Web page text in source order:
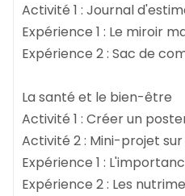
Activité 1 : Journal
Expérience 1 : Le miroir
Expérience 2 : Sac de
La santé et le bien-être
Activité 1 : Créer un
Activité 2 : Mini-projet
Expérience 1 :
Expérience 2 : Les